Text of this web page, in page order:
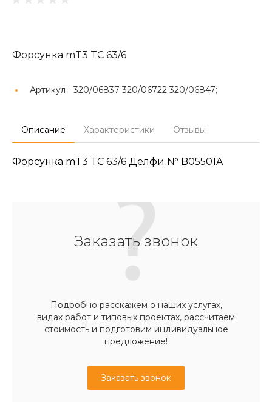
Форсунка mT3 TC 63/6
Артикул - 320/06837 320/06722 320/06847;
Описание Характеристики Отзывы
Форсунка mT3 TC 63/6 Делфи № B05501A
Заказать звонок
Подробно расскажем о наших услугах,
видах работ и типовых проектах, рассчитаем
стоимость и подготовим индивидуальное
предложение!
Заказать звонок